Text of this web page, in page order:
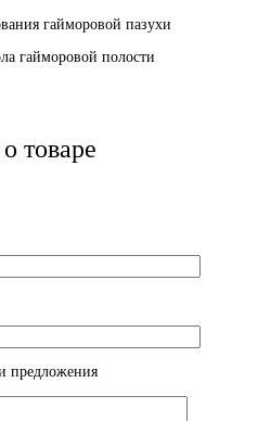
гайморовой пазухи
гайморовой полости
товаре
предложения